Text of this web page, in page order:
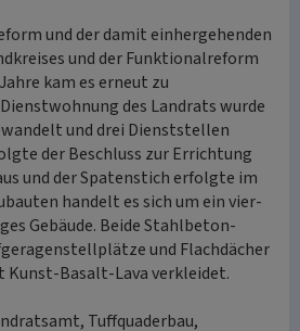
und der damit einhergehenden
und der Funktionalreform
kam es erneut zu
des Landrats wurde
und drei Dienststellen
der Beschluss zur Errichtung
und der Spatenstich erfolgte im
handelt es sich um ein vier-
Gebäude. Beide Stahlbeton-
und Flachdächer
Kunst-Basalt-Lava verkleidet.
Tuffquaderbau,